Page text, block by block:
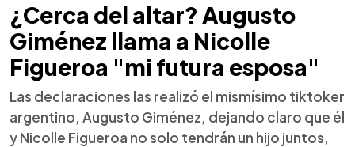
¿Cerca del altar? Augusto
Giménez llama a Nicolle
Figueroa "mi futura esposa"
Las declaraciones las realizó el mismísimo tiktoker
argentino, Augusto Giménez, dejando claro que él
y Nicolle Figueroa no solo tendrán un hijo juntos,